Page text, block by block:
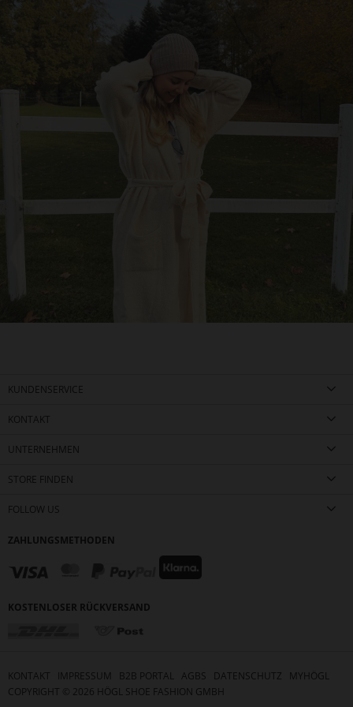
KUNDENSERVICE
KONTAKT
UNTERNEHMEN
STORE FINDEN
FOLLOW US
ZAHLUNGSMETHODEN
KOSTENLOSER RÜCKVERSAND
KONTAKT IMPRESSUM B2B PORTAL AGBS DATENSCHUTZ
MYHÖGL
COPYRIGHT © 2026 HÖGL SHOE FASHION GMBH